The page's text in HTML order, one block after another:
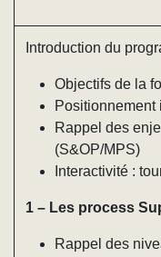
Introduction du
Objectifs de la
Positionnement
Rappel des
Interactivité :
tactique,